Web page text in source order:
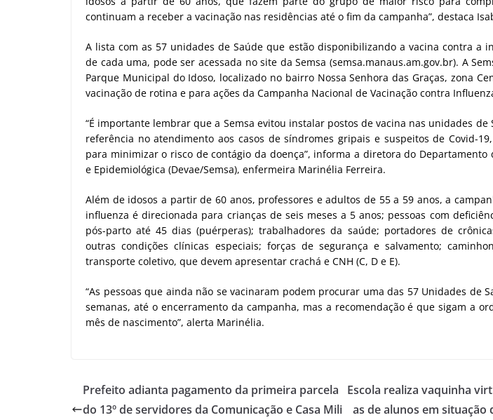
continuam a receber a vacinação nas residências até o fim da campanha”, destaca
A lista com as 57 unidades de Saúde que estão disponibilizando a vacina contra a
de cada uma, pode ser acessada no site da Semsa (semsa.manaus.am.gov.br). A
Parque Municipal do Idoso, localizado no bairro Nossa Senhora das Graças, zona
vacinação de rotina e para ações da Campanha Nacional de Vacinação contra
“É importante lembrar que a Semsa evitou instalar postos de vacina nas unidades de
referência no atendimento aos casos de síndromes gripais e suspeitos de Covid-
para minimizar o risco de contágio da doença”, informa a diretora do Departamento
e Epidemiológica (Devae/Semsa), enfermeira Marinélia Ferreira.
Além de idosos a partir de 60 anos, professores e adultos de 55 a 59 anos, a
influenza é direcionada para crianças de seis meses a 5 anos; pessoas com
pós-parto até 45 dias (puérperas); trabalhadores da saúde; portadores de
outras condições clínicas especiais; forças de segurança e salvamento;
transporte coletivo, que devem apresentar crachá e CNH (C, D e E).
“As pessoas que ainda não se vacinaram podem procurar uma das 57 Unidades de
semanas, até o encerramento da campanha, mas a recomendação é que sigam a
mês de nascimento”, alerta Marinélia.
Prefeito adianta pagamento da primeira parcela
do 13º de servidores da Comunicação e Casa Mili
Escola realiza vaquinha
as de alunos em situação